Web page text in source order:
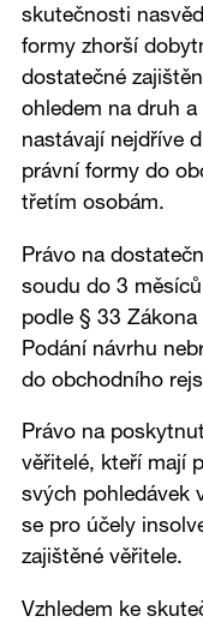
skutečnosti
formy zhorší
dostatečné
ohledem na druh
nastávají nejdříve
právní formy do
třetím osobám.
Právo na
soudu do 3
podle § 33
Podání návrhu
do obchodního
Právo na
věřitelé, kteří mají
svých pohledávek
se pro účely
zajištěné věřitele.
Vzhledem ke